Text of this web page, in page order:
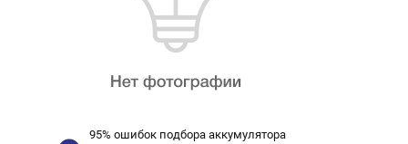
95% ошибок подбора аккумулятора